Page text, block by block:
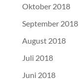
Oktober 2018
September 2018
August 2018
Juli 2018
Juni 2018